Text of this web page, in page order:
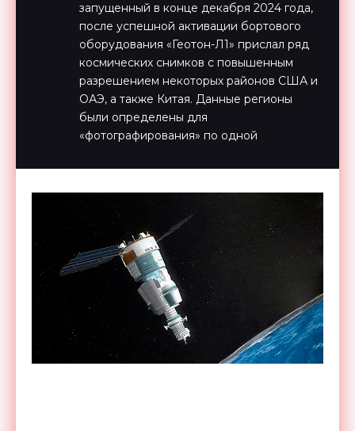
запущенный в конце декабря 2024 года,
после успешной активации бортового
оборудования «Геотон-Л1» прислал ряд
космических снимков с повышенным
разрешением некоторых районов США и
ОАЭ, а также Китая. Данные регионы
были определены для
«фотографирования» по одной